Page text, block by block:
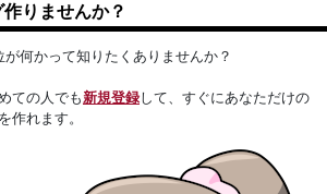
りませんか？
何かって知りたくありませんか？
ての人でも新規登録して、すぐにあなただけの
作れます。